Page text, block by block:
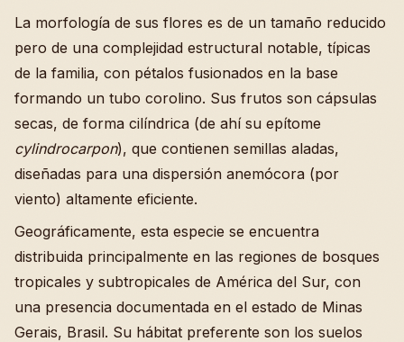
La morfología de sus flores es de un tamaño reducido
pero de una complejidad estructural notable, típicas
de la familia, con pétalos fusionados en la base
formando un tubo corolino. Sus frutos son cápsulas
secas, de forma cilíndrica (de ahí su epítome
cylindrocarpon), que contienen semillas aladas,
diseñadas para una dispersión anemócora (por
viento) altamente eficiente.
Geográficamente, esta especie se encuentra
distribuida principalmente en las regiones de bosques
tropicales y subtropicales de América del Sur, con
una presencia documentada en el estado de Minas
Gerais, Brasil. Su hábitat preferente son los suelos